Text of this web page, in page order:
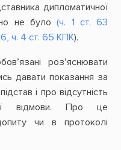
дипломатичної
не було(ч. 1 ст. 63
ч. 4 ст. 65 КПК).
роз’яснювати
давати показання за
і про відсутність
відмови. Про це
чи в протоколі